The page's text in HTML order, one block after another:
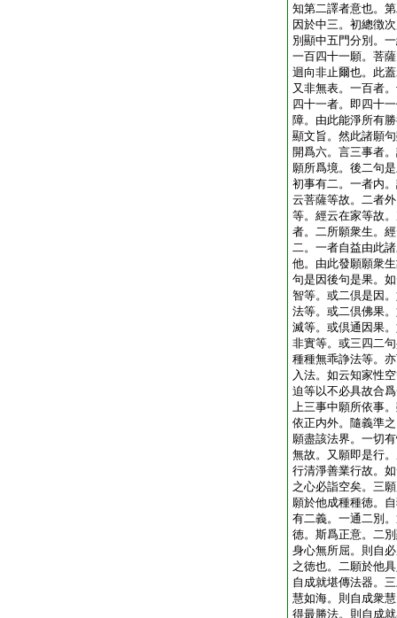
知第二譯者意也。
因於中三。初總徴
別顯中五門分別。
一百四十一願。菩
迴向非止爾也。此
又非無表。一百者
四十一者。即四十
障。由此能淨所有
顯文旨。然此諸願
開爲六。言三事者
願所爲境。後二句
初事有二。一者内
云菩薩等故。二者
等。經云在家等故
者。二所願衆生。
二。一者自益由此
他。由此發願願衆
句是因後句是果。
智等。或二倶是因
法等。或二倶佛果
滅等。或倶通因果
非實等。或三四二
種種無乖諍法等。
入法。如云知家性
迫等以不必具故合
上三事中願所依事
依正内外。隨義準
願盡該法界。一切
無故。又願即是行
行清淨善業行故。
之心必詣空矣。三
願於他成種種徳。
有二義。一通二別
徳。斯爲正意。二
身心無所屈。則自
之徳也。二願於他
自成就堪傳法器。
慧如海。則自成衆
得最勝法。則自成